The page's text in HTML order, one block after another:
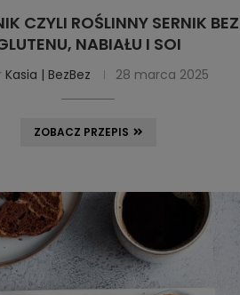
CZYLI ROŚLINNY SERNIK BEZ
NABIAŁU I SOI
Kasia | BezBez 28 marca 2025
ZOBACZ PRZEPIS